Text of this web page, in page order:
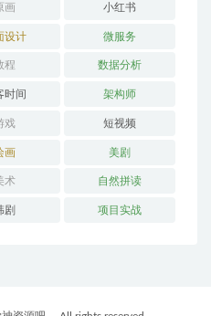
画 小红书
设计 微服务
程 数据分析
时间 架构师
戏 短视频
画 美剧
术 自然拼读
剧 项目实战